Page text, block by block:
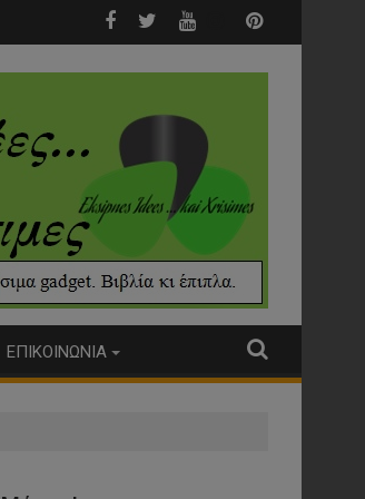
μαχαίρωσε γυναίκα....
ΕΠΙΚΟΙΝΩΝΙΑ